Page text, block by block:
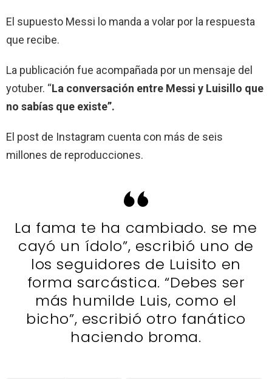
El supuesto Messi lo manda a volar por la respuesta
que recibe.
La publicación fue acompañada por un mensaje del
yotuber. “La conversación entre Messi y Luisillo que
no sabías que existe”.
El post de Instagram cuenta con más de seis
millones de reproducciones.
La fama te ha cambiado. se me
cayó un ídolo”, escribió uno de
los seguidores de Luisito en
forma sarcástica. “Debes ser
más humilde Luis, como el
bicho”, escribió otro fanático
haciendo broma.